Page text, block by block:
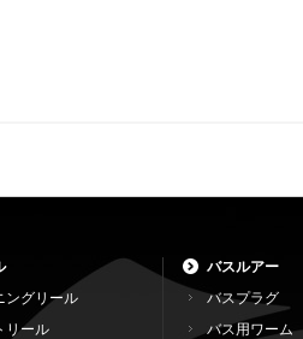
ングリール
リール
バスルアー
バスプラグ
バス用ワーム